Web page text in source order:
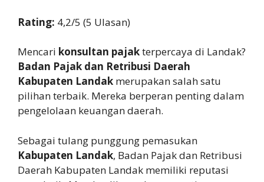
Rating: 4,2/5 (5 Ulasan)
Mencari konsultan pajakterpercaya di Landak?
Badan Pajak dan Retribusi Daerah
Kabupaten Landak merupakan salah satu
pilihan terbaik. Mereka berperan penting dalam
pengelolaan keuangan daerah.
Sebagai tulang punggung pemasukan
Kabupaten Landak, Badan Pajak dan Retribusi
Daerah Kabupaten Landak memiliki reputasi